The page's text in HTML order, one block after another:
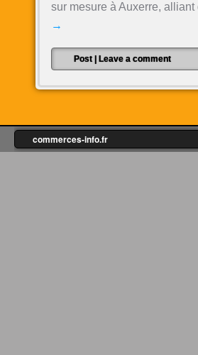
sur mesure à Auxerre,
→
Post Leave a comment
commerces-info.fr